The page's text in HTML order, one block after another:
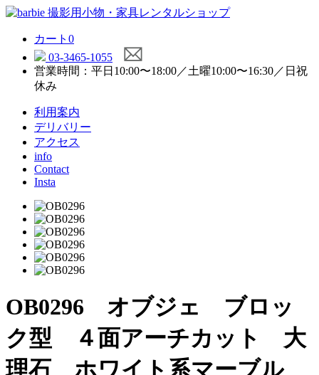
カート 0
03-3465-1055
営業時間：平日10:00〜18:00／土曜10:00〜16:30／日祝
休み
利用案内
デリバリー
アクセス
info
Contact
Insta
OB0296 オブジェ ブロッ
ク型 ４面アーチカット 大
理石 ホワイト系マーブル